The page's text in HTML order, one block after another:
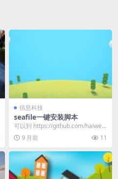
信息科技
seafile一键安装脚本
可以到 https://github.com/haiwen/
seafile-se...
9 月前 11